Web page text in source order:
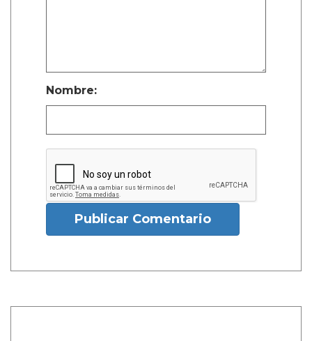
Nombre:
Publicar Comentario